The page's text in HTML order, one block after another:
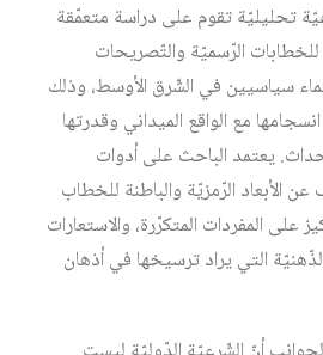
تحليليّة تقوم على دراسة متعمّقة
للخطابات الرّسميّة والتّصريحات
سياسيين في الشّرق الأوسط، وذلك
مع الواقع الميداني وقدرتها
يعتمد الباحث على أدوات
الأبعاد الرّمزيّة والباطنة للخطاب
على المفردات المتكرّرة، والاستعارات
التي يراد ترسيخها في أذهان